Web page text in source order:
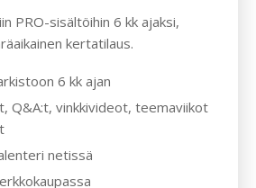
PRO-sisältöihin 6 kk ajaksi,
kertatilaus.
6 kk ajan
Q&A:t, vinkkivideot, teemaviikot
netissä